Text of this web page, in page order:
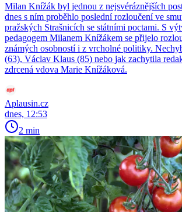
Milan Knížák byl jednou z nejsvéráznějších
dnes s ním proběhlo poslední rozloučení ve
pražských Strašnicích se státními poctami. S
pedagogem Milanem Knížákem se přijelo
známých osobností i z vrcholné politiky.
(63), Václav Klaus (85) nebo jak zachytila
zdrcená vdova Marie Knížáková.
Aplausin.cz
dnes, 12:53
2 min